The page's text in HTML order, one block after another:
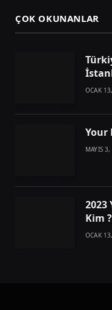
ÇOK OKUNANLAR
OCAK
Your
MAYIS
2023
Kim
OCAK